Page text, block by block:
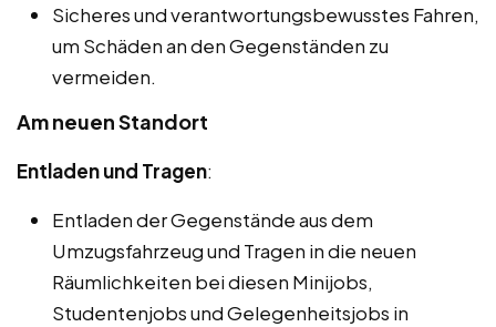
Sicheres und verantwortungsbewusstes Fahren,
um Schäden an den Gegenständen zu
vermeiden.
Am neuen Standort
Entladen und Tragen:
Entladen der Gegenstände aus dem
Umzugsfahrzeug und Tragen in die neuen
Räumlichkeiten bei diesen Minijobs,
Studentenjobs und Gelegenheitsjobs in